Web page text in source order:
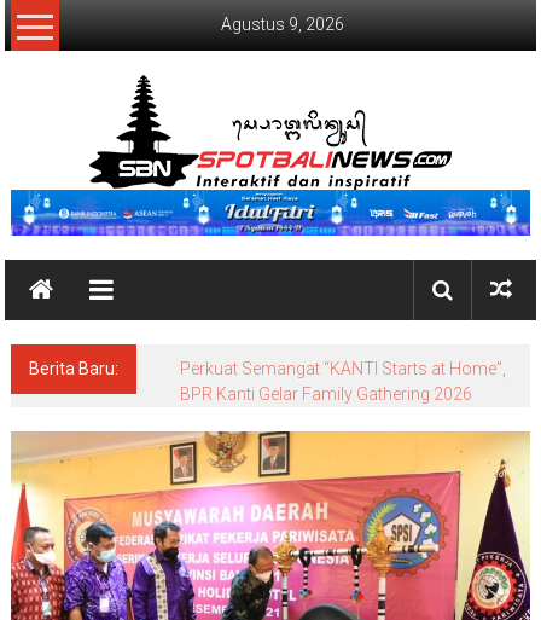
Lompat
ke
Agustus 9, 2026
SpotBaliNews
Berita Baru:
Perkuat Semangat “KANTI Starts at Home”,
BPR Kanti Gelar Family Gathering 2026